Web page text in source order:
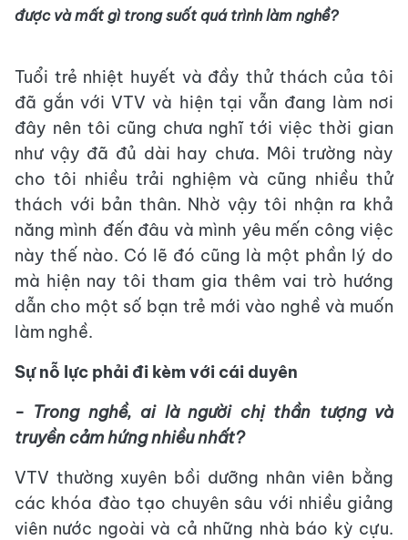
được và mất gì trong suốt quá trình làm nghề?
Tuổi trẻ nhiệt huyết và đầy thử thách của tôi
đã gắn với VTV và hiện tại vẫn đang làm nơi
đây nên tôi cũng chưa nghĩ tới việc thời gian
như vậy đã đủ dài hay chưa. Môi trường này
cho tôi nhiều trải nghiệm và cũng nhiều thử
thách với bản thân. Nhờ vậy tôi nhận ra khả
năng mình đến đâu và mình yêu mến công việc
này thế nào. Có lẽ đó cũng là một phần lý do
mà hiện nay tôi tham gia thêm vai trò hướng
dẫn cho một số bạn trẻ mới vào nghề và muốn
làm nghề.
Sự nỗ lực phải đi kèm với cái duyên
- Trong nghề, ai là người chị thần tượng và
truyền cảm hứng nhiều nhất?
VTV thường xuyên bồi dưỡng nhân viên bằng
các khóa đào tạo chuyên sâu với nhiều giảng
viên nước ngoài và cả những nhà báo kỳ cựu.